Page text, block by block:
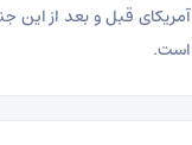
آمریکای قبل و بعد از
است.